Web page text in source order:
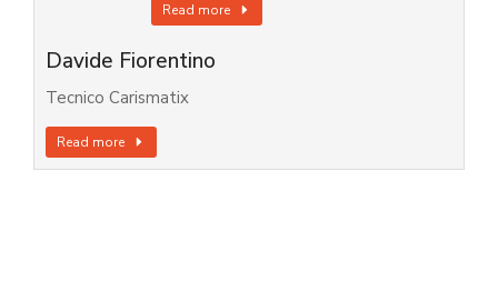
Read more
Davide Fiorentino
Tecnico Carismatix
Read more